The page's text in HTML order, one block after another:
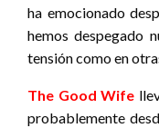
ha emocionado
hemos despegado
tensión como en
The Good Wife
probablemente